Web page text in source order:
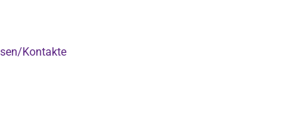
Kontakte